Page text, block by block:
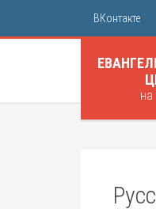
ВКонтакте
на